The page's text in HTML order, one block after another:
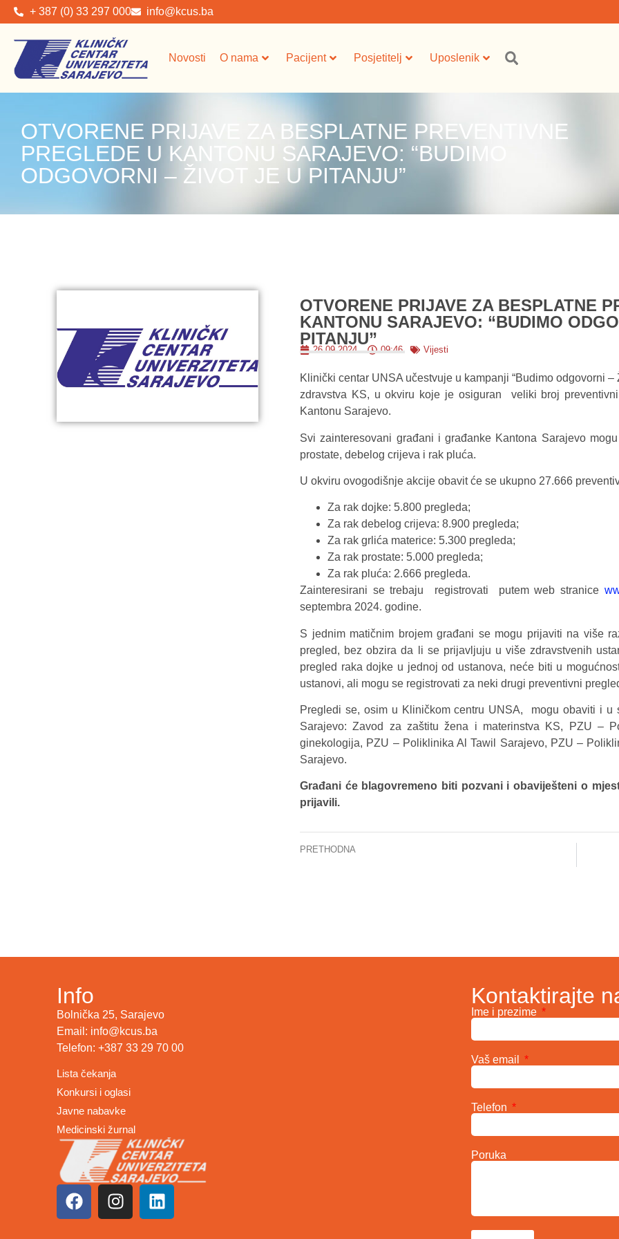
+ 387 (0) 33 297 000 info@kcus.ba
Novosti O nama Pacijent Posjetitelj Uposlenik
OTVORENE PRIJAVE ZA BESPLATNE PREVENTIVNE
PREGLEDE U KANTONU SARAJEVO: “BUDIMO
ODGOVORNI – ŽIVOT JE U PITANJU”
OTVORENE PRIJAVE ZA BESPLATNE
KANTONU SARAJEVO: “BUDIMO
PITANJU”
26.09.2024. 09:46 Vijesti
Klinički centar UNSA učestvuje u kampanji “Budimo odgovorni
zdravstva KS, u okviru koje je osiguran veliki broj
Kantonu Sarajevo.
Svi zainteresovani građani i građanke Kantona Sarajevo
prostate, debelog crijeva i rak pluća.
U okviru ovogodišnje akcije obavit će se ukupno 27.666
Za rak dojke: 5.800 pregleda;
Za rak debelog crijeva: 8.900 pregleda;
Za rak grlića materice: 5.300 pregleda;
Za rak prostate: 5.000 pregleda;
Za rak pluća: 2.666 pregleda.
Zainteresirani se trebaju registrovati putem web stranice
septembra 2024. godine.
S jednim matičnim brojem građani se mogu prijaviti na više
pregled, bez obzira da li se prijavljuju u više zdravstvenih
pregled raka dojke u jednoj od ustanova, neće biti u
ustanovi, ali mogu se registrovati za neki drugi preventivni
Pregledi se, osim u Kliničkom centru UNSA, mogu obaviti i u
Sarajevo: Zavod za zaštitu žena i materinstva KS, PZU –
ginekologija, PZU – Poliklinika Al Tawil Sarajevo, PZU –
Sarajevo.
Građani će blagovremeno biti pozvani i obaviješteni o
prijavili.
PRETHODNA
Info
Bolnička 25, Sarajevo
Email: info@kcus.ba
Telefon: +387 33 29 70 00
Lista čekanja
Konkursi i oglasi
Javne nabavke
Medicinski žurnal
Kontaktirajte
Ime i prezime
Vaš email
Telefon
Poruka